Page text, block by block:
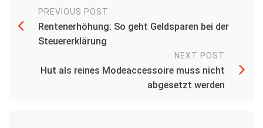
PREVIOUS POST
Rentenerhöhung: So geht Geldsparen bei der
Steuererklärung
NEXT POST
Hut als reines Modeaccessoire muss nicht
abgesetzt werden